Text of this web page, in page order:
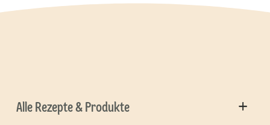
Alle Rezepte & Produkte